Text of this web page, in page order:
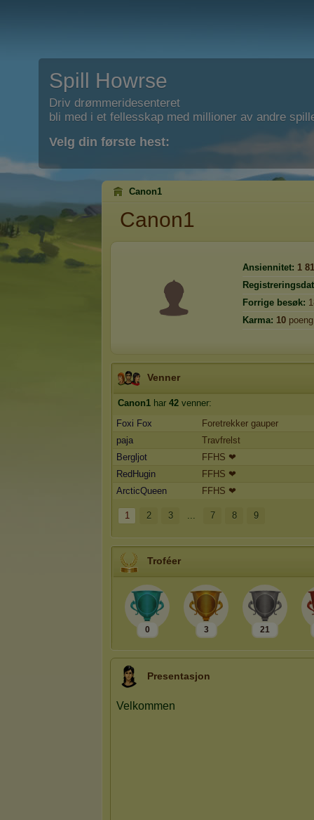
Spill Howrse
Driv drømmeridesenteret
bli med i et fellesskap med millioner av andre
Velg din første hest:
Canon1
Canon1
Ansiennitet: 1
Forrige besøk:
Karma: 10 poeng
Venner
Canon1 har 42 venner:
Foxi Fox
Foretrekker gauper
paja
Travfrelst
Bergljot
FFHS ❤
RedHugin
FFHS ❤
ArcticQueen
FFHS ❤
1 2 3 ... 7 8 9
Troféer
0 3 21
Presentasjon